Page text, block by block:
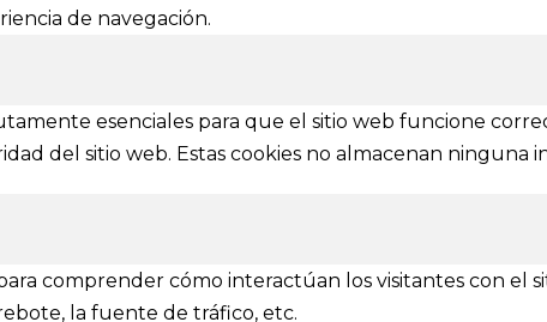
festivalvivelamagia.es
Ponferrada Ávila
de navegación.
esenciales para que el sitio web funcione
del sitio web. Estas cookies no almacenan ninguna
comprender cómo interactúan los visitantes con el
la fuente de tráfico, etc.